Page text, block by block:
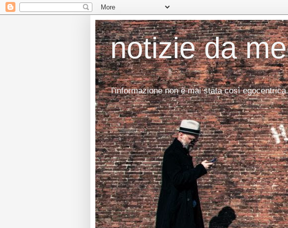
notizie da
l'informazione non è mai stata così